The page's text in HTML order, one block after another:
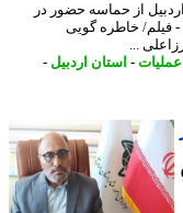
از حماسه حضور در
خاطره گویی
...
-استان اردبیل -